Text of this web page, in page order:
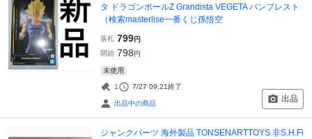
タ ドラゴンボールZ Grandista VEGETA バンプレスト
（検索masterlise一番くじ孫悟空
落札 799円
開始 798円
未使用
1 7/27 09:21終了
出品中の商品 出品
ジャンクパーツ 海外製品 TONSENARTTOYS 非S.H.Fi